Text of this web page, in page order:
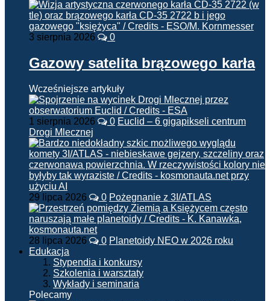
3 sierpnia 2026 0
Gazowy satelita brązowego karła
Wcześniejsze artykuły
1 sierpnia 2026 0 Euclid – 6 gigapikseli centrum
Drogi Mlecznej
29 lipca 2026 0 Pożegnanie z 3I/ATLAS
28 lipca 2026 0 Planetoidy NEO w 2026 roku
Edukacja
Stypendia i konkursy
Szkolenia i warsztaty
Wykłady i seminaria
Polecamy